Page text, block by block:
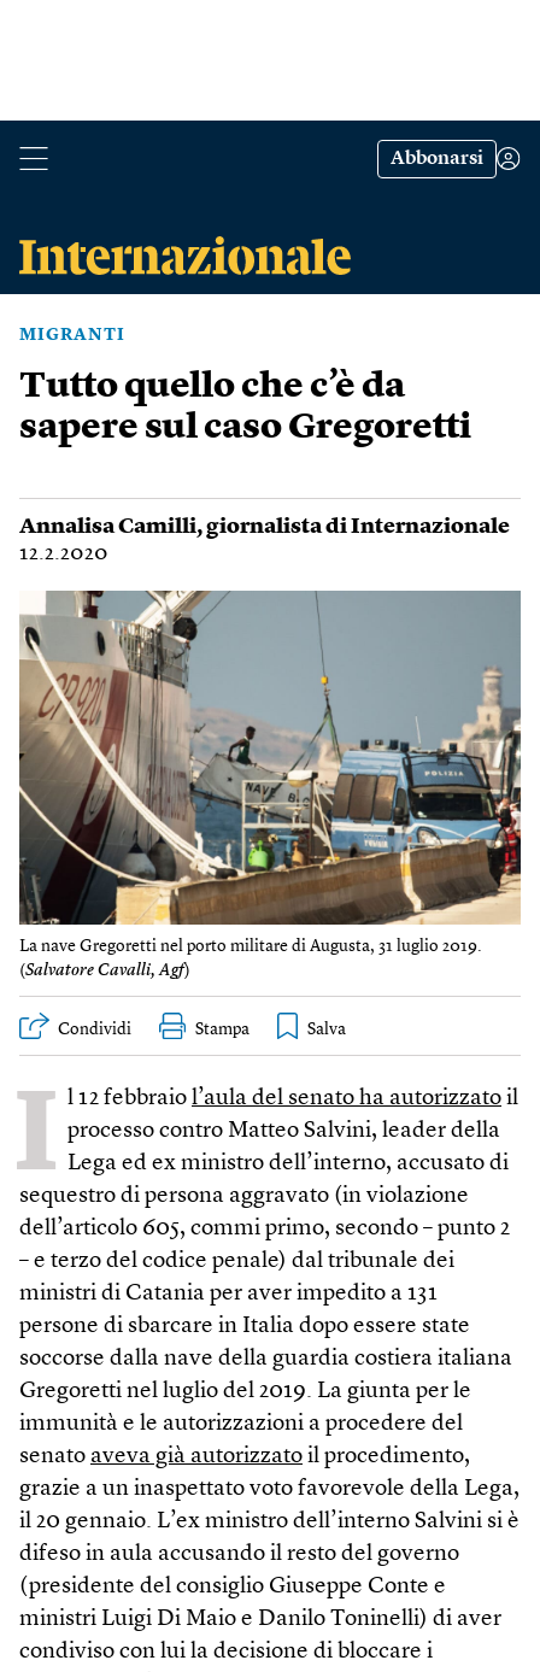
Abbonarsi
MIGRANTI
Tutto quello che c’è da
sapere sul caso Gregoretti
Annalisa Camilli, giornalista di Internazionale
12.2.2020
La nave Gregoretti nel porto militare di Augusta, 31 luglio 2019.
(Salvatore Cavalli, Agf)
Condividi Stampa
I l 12 febbraio l’aula del senato ha autorizzato il
processo contro Matteo Salvini, leader della
Lega ed ex ministro dell’interno, accusato di
sequestro di persona aggravato (in violazione
dell’articolo 605, commi primo, secondo – punto 2
– e terzo del codice penale) dal tribunale dei
ministri di Catania per aver impedito a 131
persone di sbarcare in Italia dopo essere state
soccorse dalla nave della guardia costiera italiana
Gregoretti nel luglio del 2019. La giunta per le
immunità e le autorizzazioni a procedere del
senato aveva già autorizzato il procedimento,
grazie a un inaspettato voto favorevole della Lega,
il 20 gennaio. L’ex ministro dell’interno Salvini si è
difeso in aula accusando il resto del governo
(presidente del consiglio Giuseppe Conte e
ministri Luigi Di Maio e Danilo Toninelli) di aver
condiviso con lui la decisione di bloccare i